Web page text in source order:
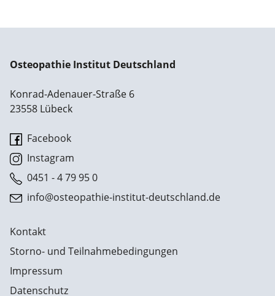
Osteopathie Institut Deutschland
Konrad-Adenauer-Straße 6
23558 Lübeck
Facebook
Instagram
0451 - 4 79 95 0
info@osteopathie-institut-deutschland.de
Kontakt
Storno- und Teilnahmebedingungen
Impressum
Datenschutz